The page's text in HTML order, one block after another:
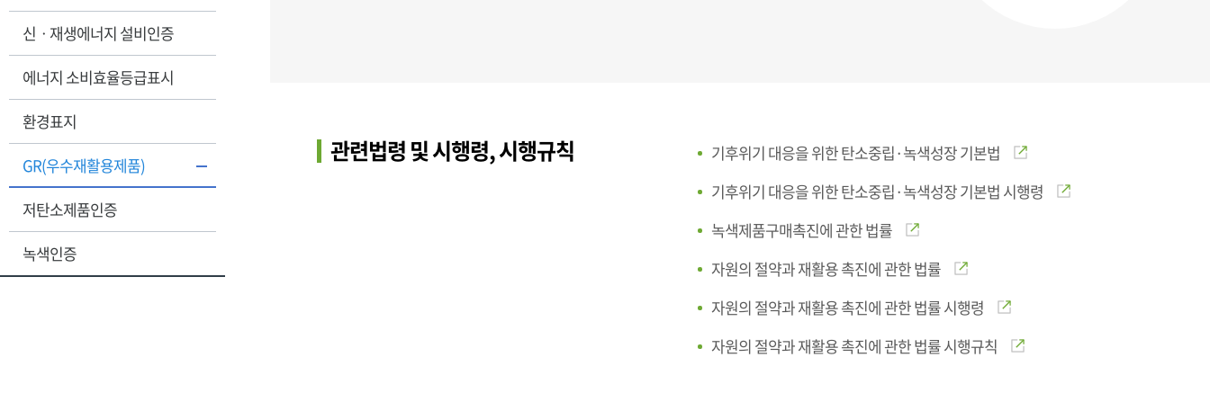
신ㆍ재생에너지 설비인증
에너지 소비효율등급표시
환경표지
GR(우수재활용제품)
저탄소제품인증
녹색인증
관련법령 및 시행령, 시행규칙
기후위기 대응을 위한 탄소중립·녹색성장 기본법
기후위기 대응을 위한 탄소중립·녹색성장 기본법 시행령
녹색제품구매촉진에 관한 법률
자원의 절약과 재활용 촉진에 관한 법률
자원의 절약과 재활용 촉진에 관한 법률 시행령
자원의 절약과 재활용 촉진에 관한 법률 시행규칙